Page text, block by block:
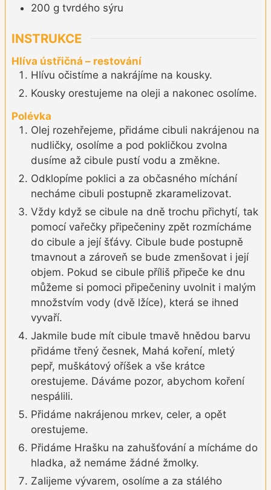
200 g tvrdého sýru
INSTRUKCE
Hlíva ústřičná – restování
Hlívu očistíme a nakrájíme na kousky.
Kousky orestujeme na oleji a nakonec osolíme.
Polévka
Olej rozehřejeme, přidáme cibuli nakrájenou na
nudličky, osolíme a pod pokličkou zvolna
dusíme až cibule pustí vodu a změkne.
Odklopíme poklici a za občasného míchání
necháme cibuli postupně zkaramelizovat.
Vždy když se cibule na dně trochu přichytí, tak
pomocí vařečky připečeniny zpět rozmícháme
do cibule a její šťávy. Cibule bude postupně
tmavnout a zároveň se bude zmenšovat i její
objem. Pokud se cibule příliš připeče ke dnu
můžeme si pomoci připečeniny uvolnit i malým
množstvím vody (dvě lžíce), která se ihned
vyvaří.
Jakmile bude mít cibule tmavě hnědou barvu
přidáme třený česnek, Mahá koření, mletý
pepř, muškátový oříšek a vše krátce
orestujeme. Dáváme pozor, abychom koření
nespálili.
Přidáme nakrájenou mrkev, celer, a opět
orestujeme.
Přidáme Hrašku na zahušťování a mícháme do
hladka, až nemáme žádné žmolky.
Zalijeme vývarem, osolíme a za stálého